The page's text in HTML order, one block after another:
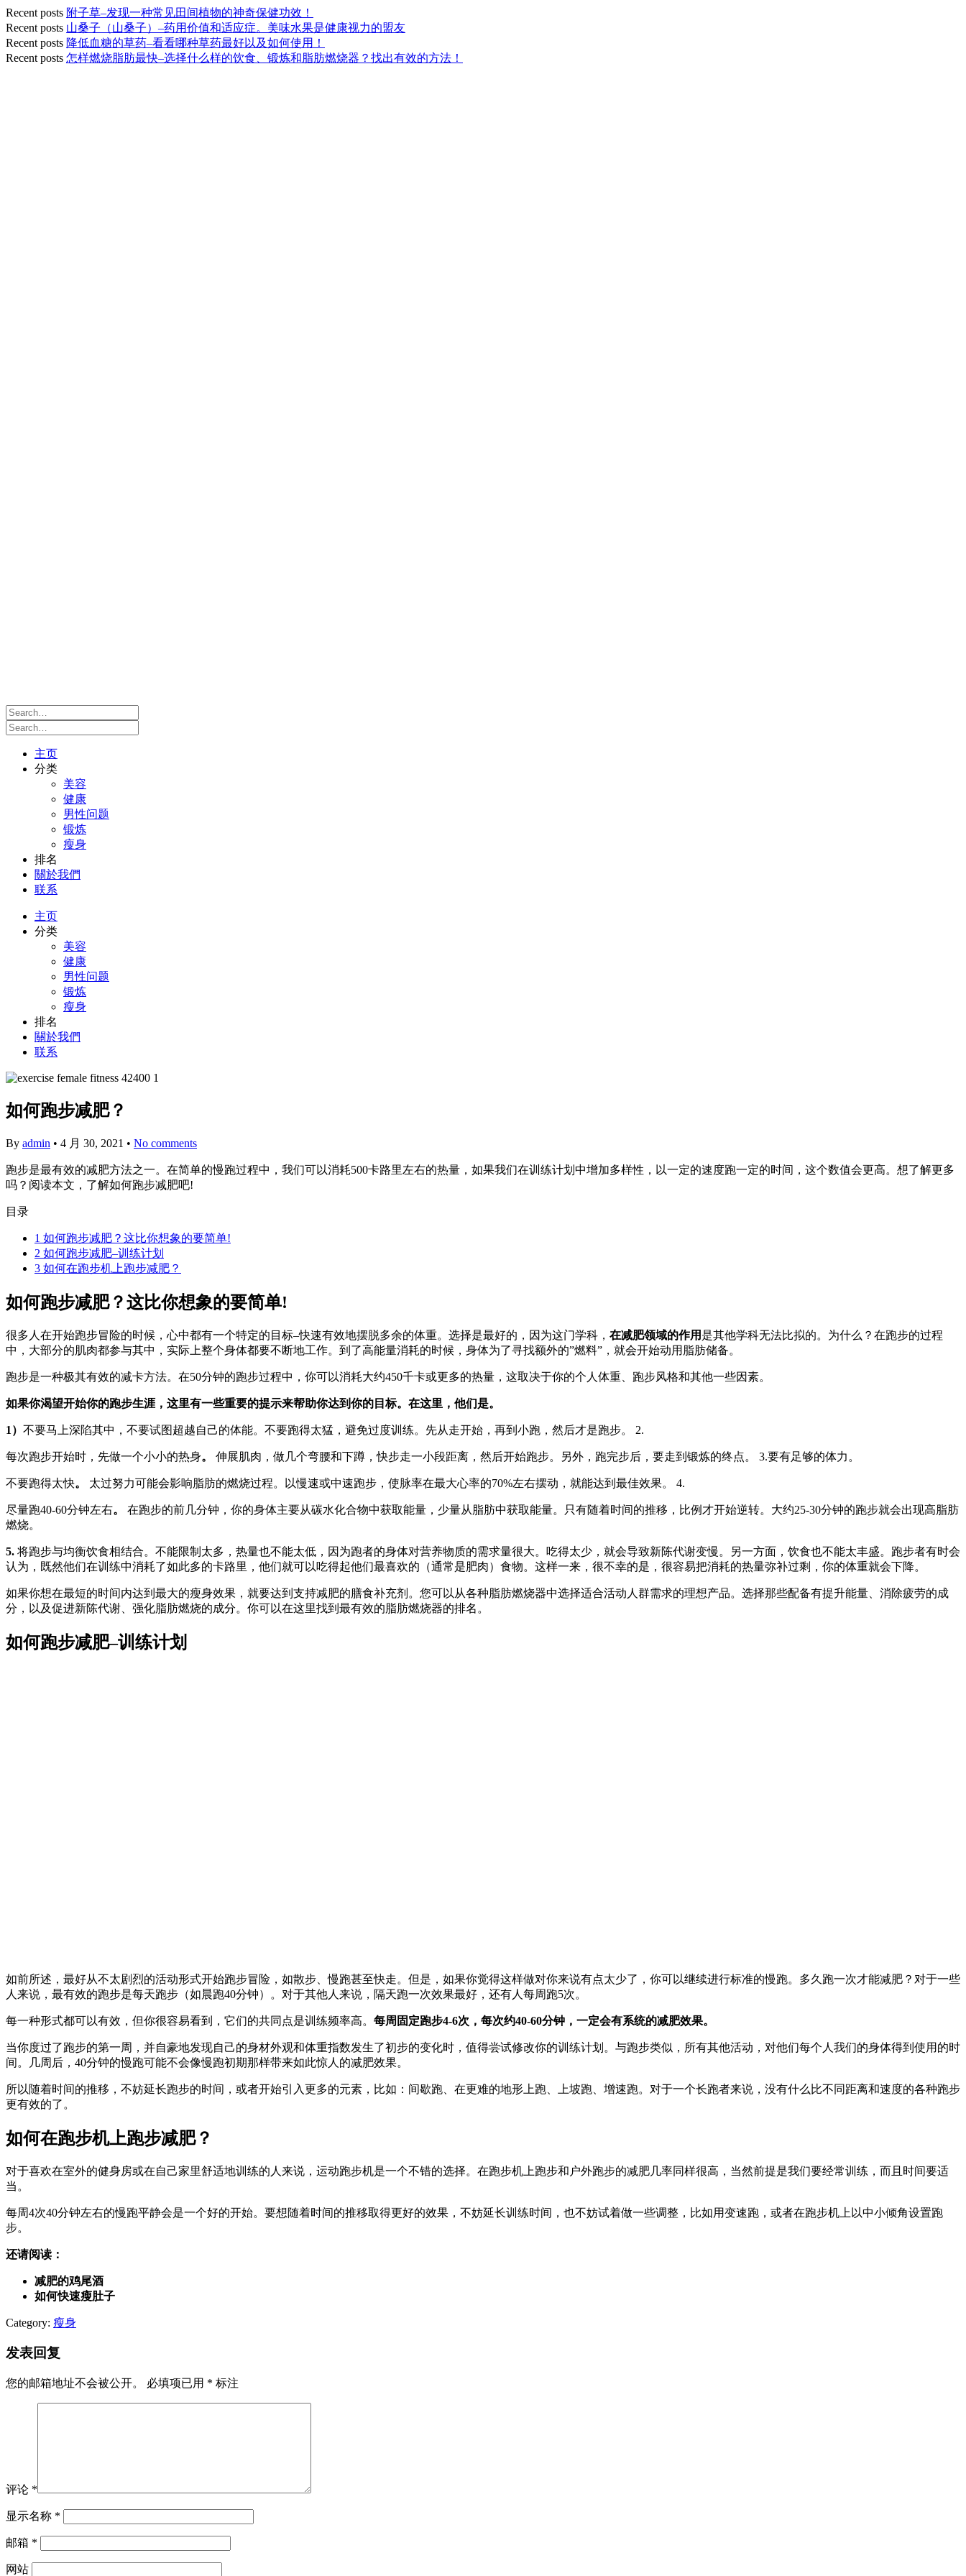
Recent posts 附子草–发现一种常见田间植物的神奇保健功效！
Recent posts 山桑子（山桑子）–药用价值和适应症。美味水果是健康视力的盟友
Recent posts 降低血糖的草药–看看哪种草药最好以及如何使用！
Recent posts 怎样燃烧脂肪最快–选择什么样的饮食、锻炼和脂肪燃烧器？找出有效的方法！
主页
分类
美容
健康
男性问题
锻炼
瘦身
排名
關於我們
联系
主页
分类
美容
健康
男性问题
锻炼
瘦身
排名
關於我們
联系
如何跑步减肥？
By admin • 4 月 30, 2021 • No comments
跑步是最有效的减肥方法之一。在简单的慢跑过程中，我们可以消耗500卡路里左右的热量，如果我们在训练计划中增加多样性，以一定的速度跑一定的时间，这个数值会更高。想了解更多
吗？阅读本文，了解如何跑步减肥吧!
目录
1 如何跑步减肥？这比你想象的要简单!
2 如何跑步减肥–训练计划
3 如何在跑步机上跑步减肥？
如何跑步减肥？这比你想象的要简单!
很多人在开始跑步冒险的时候，心中都有一个特定的目标–快速有效地摆脱多余的体重。选择是最好的，因为这门学科， 在减肥领域的作用 是其他学科无法比拟的。为什么？在跑步的过程
中，大部分的肌肉都参与其中，实际上整个身体都要不断地工作。到了高能量消耗的时候，身体为了寻找额外的”燃料”，就会开始动用脂肪储备。
跑步是一种极其有效的减卡方法。在50分钟的跑步过程中，你可以消耗大约450千卡或更多的热量，这取决于你的个人体重、跑步风格和其他一些因素。
如果你渴望开始你的跑步生涯，这里有一些重要的提示来帮助你达到你的目标。在这里，他们是。
1） 不要马上深陷其中，不要试图超越自己的体能。不要跑得太猛，避免过度训练。先从走开始，再到小跑，然后才是跑步。 2.
每次跑步开始时，先做一个小小的热身。 伸展肌肉，做几个弯腰和下蹲，快步走一小段距离，然后开始跑步。另外，跑完步后，要走到锻炼的终点。 3.要有足够的体力。
不要跑得太快。 太过努力可能会影响脂肪的燃烧过程。以慢速或中速跑步，使脉率在最大心率的70%左右摆动，就能达到最佳效果。 4.
尽量跑40-60分钟左右。 在跑步的前几分钟，你的身体主要从碳水化合物中获取能量，少量从脂肪中获取能量。只有随着时间的推移，比例才开始逆转。大约25-30分钟的跑步就会出现高脂肪
燃烧。
5. 将跑步与均衡饮食相结合。不能限制太多，热量也不能太低，因为跑者的身体对营养物质的需求量很大。吃得太少，就会导致新陈代谢变慢。另一方面，饮食也不能太丰盛。跑步者有时会
认为，既然他们在训练中消耗了如此多的卡路里，他们就可以吃得起他们最喜欢的（通常是肥肉）食物。这样一来，很不幸的是，很容易把消耗的热量弥补过剩，你的体重就会下降。
如果你想在最短的时间内达到最大的瘦身效果，就要达到支持减肥的膳食补充剂。您可以从各种脂肪燃烧器中选择适合活动人群需求的理想产品。选择那些配备有提升能量、消除疲劳的成
分，以及促进新陈代谢、强化脂肪燃烧的成分。你可以在这里找到最有效的脂肪燃烧器的排名。
如何跑步减肥–训练计划
如前所述，最好从不太剧烈的活动形式开始跑步冒险，如散步、慢跑甚至快走。但是，如果你觉得这样做对你来说有点太少了，你可以继续进行标准的慢跑。多久跑一次才能减肥？对于一些
人来说，最有效的跑步是每天跑步（如晨跑40分钟）。对于其他人来说，隔天跑一次效果最好，还有人每周跑5次。
每一种形式都可以有效，但你很容易看到，它们的共同点是训练频率高。 每周固定跑步4-6次，每次约40-60分钟，一定会有系统的减肥效果。
当你度过了跑步的第一周，并自豪地发现自己的身材外观和体重指数发生了初步的变化时，值得尝试修改你的训练计划。与跑步类似，所有其他活动，对他们每个人我们的身体得到使用的时
间。几周后，40分钟的慢跑可能不会像慢跑初期那样带来如此惊人的减肥效果。
所以随着时间的推移，不妨延长跑步的时间，或者开始引入更多的元素，比如：间歇跑、在更难的地形上跑、上坡跑、增速跑。对于一个长跑者来说，没有什么比不同距离和速度的各种跑步
更有效的了。
如何在跑步机上跑步减肥？
对于喜欢在室外的健身房或在自己家里舒适地训练的人来说，运动跑步机是一个不错的选择。在跑步机上跑步和户外跑步的减肥几率同样很高，当然前提是我们要经常训练，而且时间要适
当。
每周4次40分钟左右的慢跑平静会是一个好的开始。要想随着时间的推移取得更好的效果，不妨延长训练时间，也不妨试着做一些调整，比如用变速跑，或者在跑步机上以中小倾角设置跑
步。
还请阅读：
减肥的鸡尾酒
如何快速瘦肚子
Category: 瘦身
发表回复
您的邮箱地址不会被公开。 必填项已用 * 标注
评论 *
显示名称 *
邮箱 *
网站